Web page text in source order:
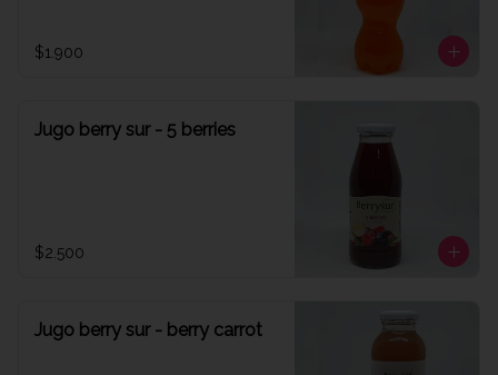
$1.900
Jugo berry sur - 5 berries
$2.500
Jugo berry sur - berry carrot